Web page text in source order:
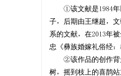
①该文献是1984年以
子，后期由王继超，
系的文献，在2013年
忠《彝族婚嫁礼俗经：
②该作品的创作背景
树，摇到枝上的喜鹊